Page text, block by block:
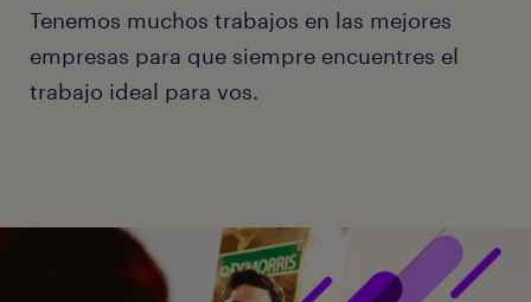
Tenemos muchos trabajos en las mejores
empresas para que siempre encuentres el
trabajo ideal para vos.